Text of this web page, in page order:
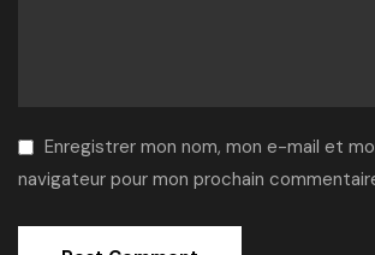
Enregistrer mon nom, mon e-mail et
navigateur pour mon prochain